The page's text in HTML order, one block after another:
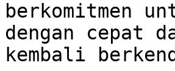
berkomitmen
dengan cepat
kembali